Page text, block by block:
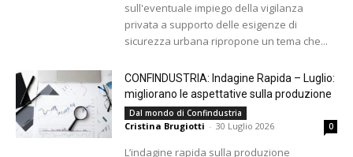
sull'eventuale impiego della vigilanza
privata a supporto delle esigenze di
sicurezza urbana ripropone un tema che...
CONFINDUSTRIA: Indagine Rapida – Luglio:
migliorano le aspettative sulla produzione
Dal mondo di Confindustria
Cristina Brugiotti - 30 Luglio 2026 0
L’indagine rapida sulla produzione